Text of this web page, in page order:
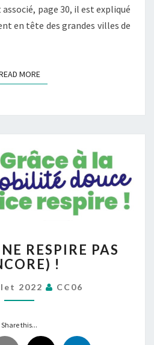
page 30, il est expliqué
en tête des grandes villes de
MOREREAD MORE
NICE
NE
PAS
(ENCORE)
RESPIRE PAS
!
2022 CC06
Share this...